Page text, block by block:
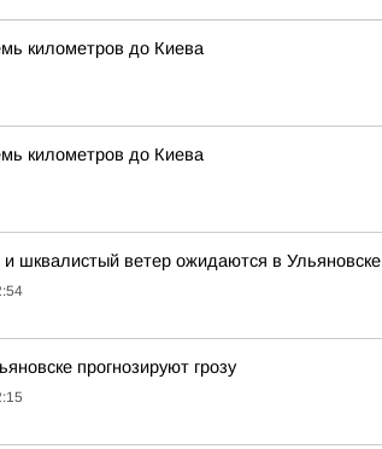
километров до Киева
километров до Киева
и шквалистый ветер ожидаются в Ульяновске
прогнозируют грозу